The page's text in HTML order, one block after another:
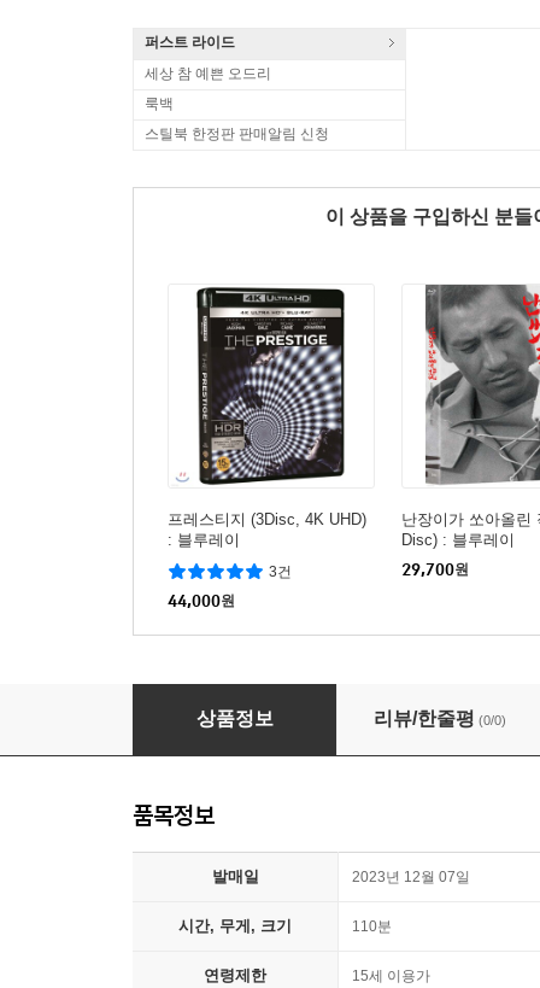
퍼스트 라이드
세상 참 예쁜 오드리
룩백
스틸북 한정판 판매알림 신청
이 상품을 구입하신 분
프레스티지 (3Disc, 4K UHD)
: 블루레이
3건
44,000원
난장이가 쏘아올린
Disc) : 블루레이
29,700원
돌아오지 않는 해병 (1Disc) : 블루레이
상품정보 리뷰/한줄평 (0/0)
품목정보
발매일 2023년 12월 07일
시간, 무게, 크기 110분
연령제한 15세 이용가